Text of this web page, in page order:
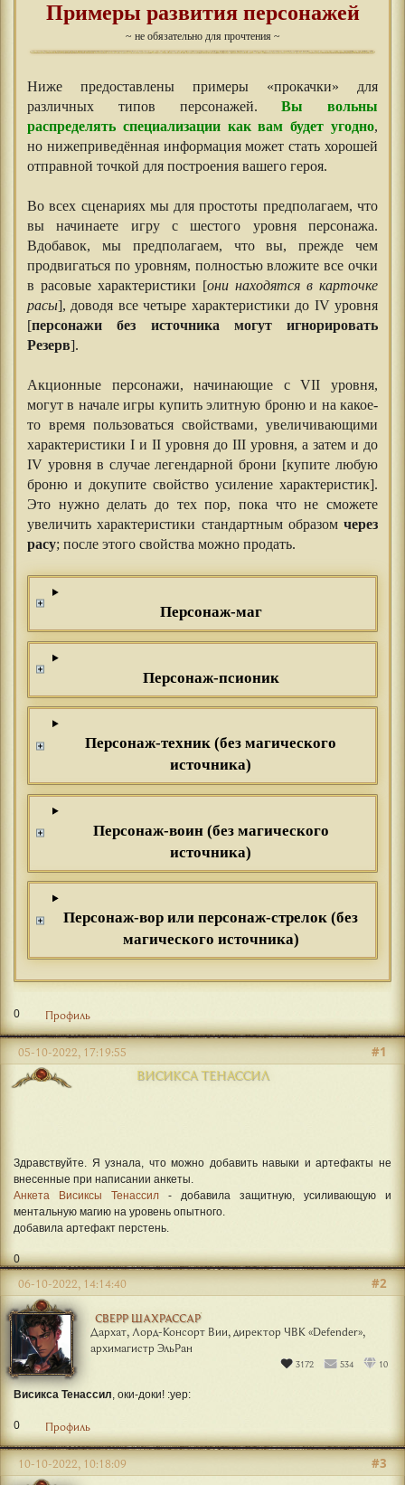
Примеры развития персонажей
~ не обязательно для прочтения ~
Ниже предоставлены примеры «прокачки» для
различных типов персонажей.Вы вольны
распределять специализации как вам будет угодно,
но нижеприведённая информация может стать хорошей
отправной точкой для построения вашего героя.
Во всех сценариях мы для простоты предполагаем, что
вы начинаете игру с шестого уровня персонажа.
Вдобавок, мы предполагаем, что вы, прежде чем
продвигаться по уровням, полностью вложите все очки
в расовые характеристики [они находятся в карточке
расы], доводя все четыре характеристики до IV уровня
[персонажи без источника могут игнорировать
Резерв].
Акционные персонажи, начинающие с VII уровня,
могут в начале игры купить элитную броню и на какое-
то время пользоваться свойствами, увеличивающими
характеристики I и II уровня до III уровня, а затем и до
IV уровня в случае легендарной брони [купите любую
броню и докупите свойство усиление характеристик].
Это нужно делать до тех пор, пока что не сможете
увеличить характеристики стандартным образомчерез
расу; после этого свойства можно продать.
Персонаж-маг
Персонаж-псионик
Персонаж-техник (без магического
источника)
Персонаж-воин (без магического
источника)
Персонаж-вор или персонаж-стрелок (без
магического источника)
0 Профиль
ВИСИКСА ТЕНАССИЛ
#1
05-10-2022, 17:19:55
Здравствуйте. Я узнала, что можно добавить навыки и артефакты не
внесенные при написании анкеты.
Анкета Висиксы Тенассил - добавила защитную, усиливающую и
ментальную магию на уровень опытного.
добавила артефакт перстень.
0
СВЕРР ШАХРАССАР
Дархат, Лорд-Консорт Вии, директор ЧВК «Defender»,
архимагистр ЭльРан
3172 534 10
#2
06-10-2022, 14:14:40
Висикса Тенассил , оки-доки! :yep:
0 Профиль
#3
10-10-2022, 10:18:09